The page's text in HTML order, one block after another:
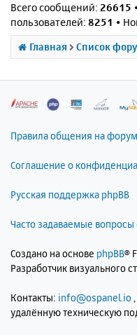
Всего сообщений: 26615
пользователей: 8251 •
Главная Список
Правила общения на
Соглашение о
Русская поддержка phpBB
Часто задаваемые
Создано на основе phpBB®
Разработчик визуального
Контакты: info@ospanel.io
удалённую техническую